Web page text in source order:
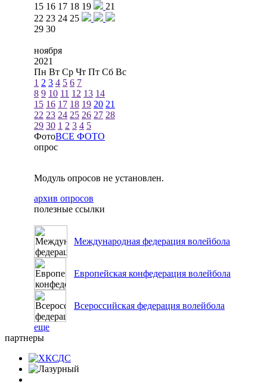
15 16 17 18 19
21
22 23 24 25
29 30
ноября
2021
Пн Вт Ср Чт Пт Сб Вс
1 2 3 4 5 6 7
8 9 10 11 12 13 14
15 16 17 18 19 20 21
22 23 24 25 26 27 28
29 30 1 2 3 4 5
ФотоВСЕ ФОТО
опрос
Модуль опросов не установлен.
архив опросов
полезные ссылки
Международная федерация волейбола
Европейская конфедерация волейбола
Всероссийская федерация волейбола
еще
партнеры